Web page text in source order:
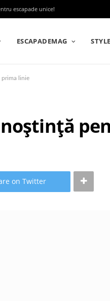
escapade unice!
ESCAPADEMAG
prima linie
on Twitter